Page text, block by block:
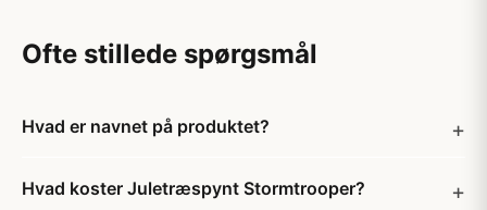
Ofte stillede spørgsmål
Hvad er navnet på produktet?
Hvad koster Juletræspynt Stormtrooper?